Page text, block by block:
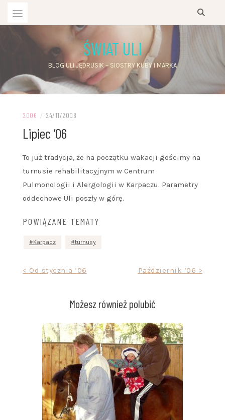
ŚWIAT ULI
BLOG ULI JĘDRUSIK – SIOSTRY KUBY I MARKA
2006 / 24/11/2008
Lipiec ’06
To już tradycja, że na początku wakacji gościmy na
turnusie rehabilitacyjnym w Centrum
Pulmonologii i Alergologii w Karpaczu. Parametry
oddechowe Uli poszły w górę.
POWIĄZANE TEMATY
Karpacz turnusy
Nawigacja< Od stycznia ’06 Październik ’06 >
Możesz również polubić